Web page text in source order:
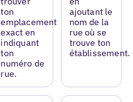
ton
emplacement
exact en
indiquant
ton
numéro de
rue.
ajoutant le
nom de la
rue où se
trouve ton
établissement.